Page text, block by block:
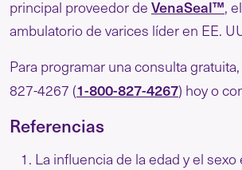
principal proveedor de VenaSeal™,
ambulatorio de varices líder en EE.
Para programar una consulta
827-4267 (1-800-827-4267) hoy o
Referencias
La influencia de la edad y el sexo